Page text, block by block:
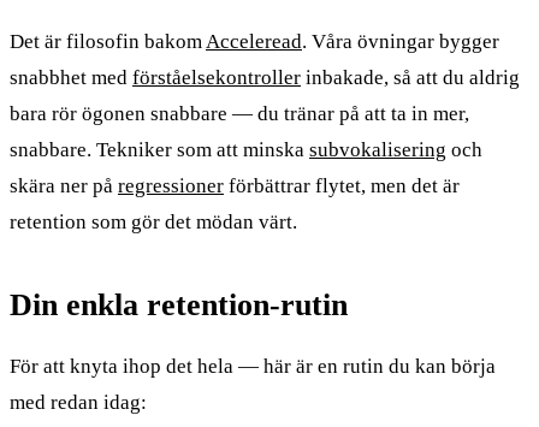
Det är filosofin bakomAcceleread. Våra övningar bygger
snabbhet med förståelsekontroller inbakade, så att du aldrig
bara rör ögonen snabbare — du tränar på att ta in mer,
snabbare. Tekniker som att minska subvokalisering och
skära ner på regressioner förbättrar flytet, men det är
retention som gör det mödan värt.
Din enkla retention-rutin
För att knyta ihop det hela — här är en rutin du kan börja
med redan idag: